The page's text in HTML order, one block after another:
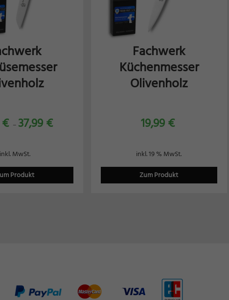
€ – 37,99 €
Produkt
inkl. MwSt.
Fachwerk
Küchenmesser
Olivenholz
19,99 €
Zum Produkt
inkl. 19 % MwSt.